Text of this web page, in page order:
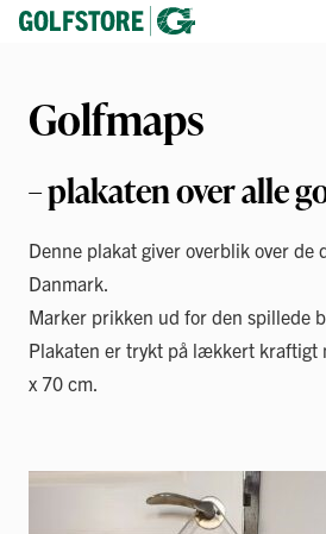
Golfmaps
– plakaten over alle
Denne plakat giver overblik over de
Danmark.
Marker prikken ud for den spillede
Plakaten er trykt på lækkert kraftigt
x 70 cm.